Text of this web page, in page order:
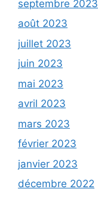
septembre 2023
août 2023
juillet 2023
juin 2023
mai 2023
avril 2023
mars 2023
février 2023
janvier 2023
décembre 2022